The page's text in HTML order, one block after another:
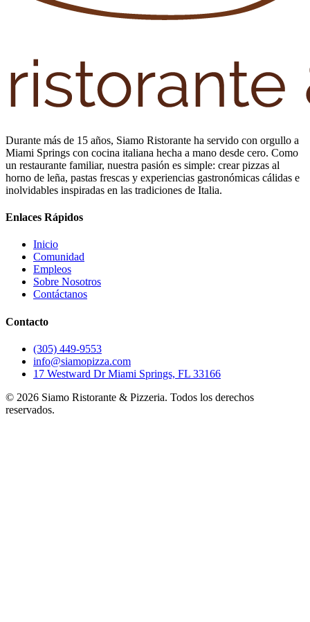
Durante más de 15 años, Siamo Ristorante ha servido con orgullo a
Miami Springs con cocina italiana hecha a mano desde cero. Como
un restaurante familiar, nuestra pasión es simple: crear pizzas al
horno de leña, pastas frescas y experiencias gastronómicas cálidas e
inolvidables inspiradas en las tradiciones de Italia.
Enlaces Rápidos
Inicio
Comunidad
Empleos
Sobre Nosotros
Contáctanos
Contacto
(305) 449-9553
info@siamopizza.com
17 Westward Dr Miami Springs, FL 33166
© 2026 Siamo Ristorante & Pizzeria. Todos los derechos
reservados.